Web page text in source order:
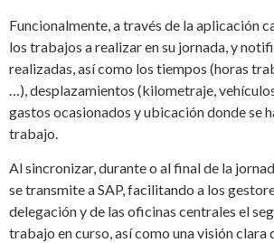
Funcionalmente, a través de la aplicación
los trabajos a realizar en su jornada, y
realizadas, así como los tiempos (horas
…), desplazamientos (kilometraje,
gastos ocasionados y ubicación donde se
trabajo.
Al sincronizar, durante o al final de la
se transmite a SAP, facilitando a los
delegación y de las oficinas centrales el
trabajo en curso, así como una visión clara